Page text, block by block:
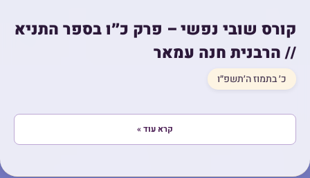
קורס שובי נפשי – פרק כ״ו בספר התניא
// הרבנית חנה עמאר
כ׳ בתמוז ה׳תשפ״ו
קרא עוד »